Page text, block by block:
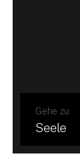
Gehe zu
Seele